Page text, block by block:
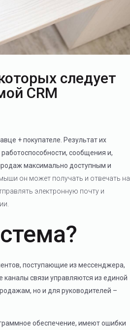
следует
CRM
+ покупателе. Результат их
сообщения и,
максимально доступным и
он может получать и отвечать на
электронную почту и
поступающие из мессенджера,
каналы связи управляются из единой
но и для руководителей –
обеспечение, имеют ошибки